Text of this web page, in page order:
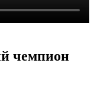
чемпион